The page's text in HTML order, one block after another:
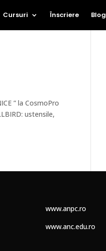
Cursuri Înscriere Blog
” la CosmoPro
ustensile,
www.anpc.ro
www.anc.edu.ro